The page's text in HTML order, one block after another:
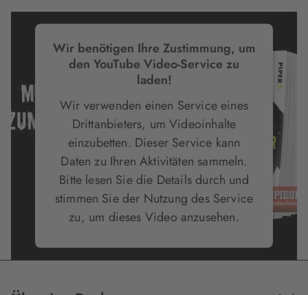
Wir benötigen Ihre Zustimmung, um
den YouTube Video-Service zu
laden!
Wir verwenden einen Service eines
Drittanbieters, um Videoinhalte
einzubetten. Dieser Service kann
Daten zu Ihren Aktivitäten sammeln.
Bitte lesen Sie die Details durch und
stimmen Sie der Nutzung des Service
zu, um dieses Video anzusehen.
Mehr Informationen